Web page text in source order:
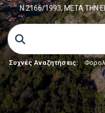
Ν.2166/1993, ΜΕΤΑ ΤΗΝ
Συχνές Αναζητήσεις: